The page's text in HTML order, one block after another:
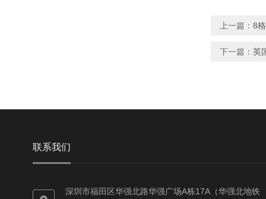
上一篇： 8
下一篇： 英
联系我们
深圳市福田区华强北路华强广场A栋17A（华强北地铁